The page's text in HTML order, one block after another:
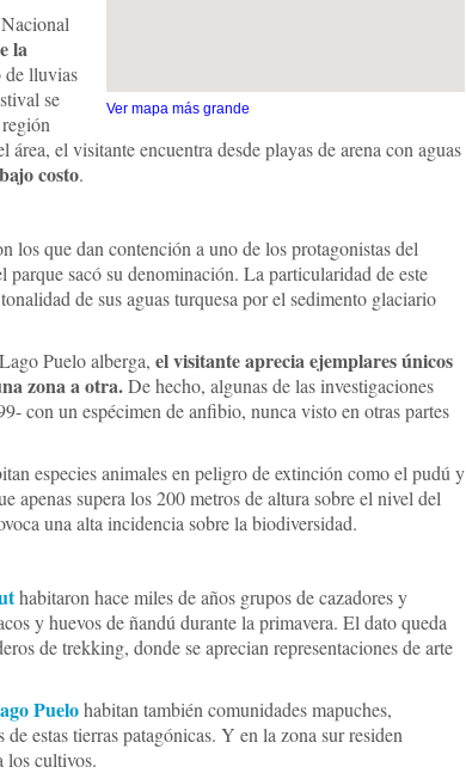
Ver mapa más grande
la
de lluvias
se
el visitante encuentra desde playas de arena con aguas
costo.
los que dan contención a uno de los protagonistas del
sacó su denominación. La particularidad de este
de sus aguas turquesa por el sedimento glaciario
Puelo alberga, el visitante aprecia ejemplares únicos
zona a otra.De hecho, algunas de las investigaciones
con un espécimen de anfibio, nunca visto en otras partes
especies animales en peligro de extinción como el pudú y
apenas supera los 200 metros de altura sobre el nivel del
una alta incidencia sobre la biodiversidad.
habitaron hace miles de años grupos de cazadores y
y huevos de ñandú durante la primavera. El dato queda
de trekking, donde se aprecian representaciones de arte
Puelohabitan también comunidades mapuches,
estas tierras patagónicas. Y en la zona sur residen
los cultivos.